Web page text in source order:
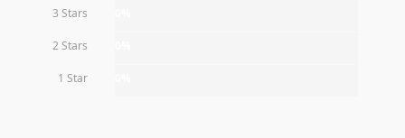
3 Stars
2 Stars
1 Star